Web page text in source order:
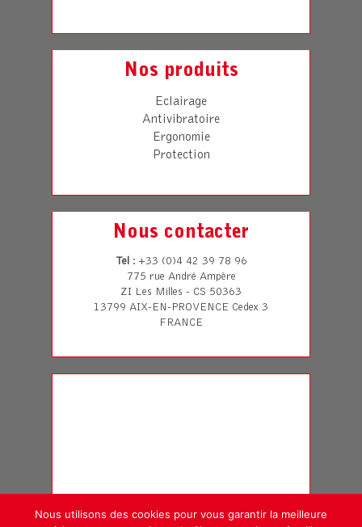
Nos produits
Eclairage
Antivibratoire
Ergonomie
Protection
Nous contacter
Tel: +33 (0)4 42 39 78 96
775 rue André Ampère
ZI Les Milles - CS 50363
13799 AIX-EN-PROVENCE Cedex 3
FRANCE
Nous utilisons des cookies pour vous garantir la meilleure